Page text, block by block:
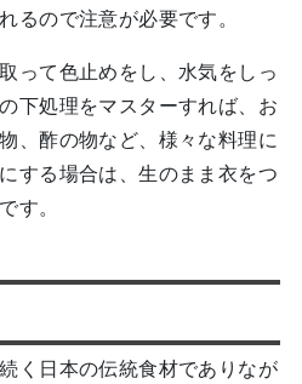
るので注意が必要です。
って色止めをし、水気をしっ
下処理をマスターすれば、お
、酢の物など、様々な料理に
する場合は、生のまま衣をつ
す。
く日本の伝統食材でありなが